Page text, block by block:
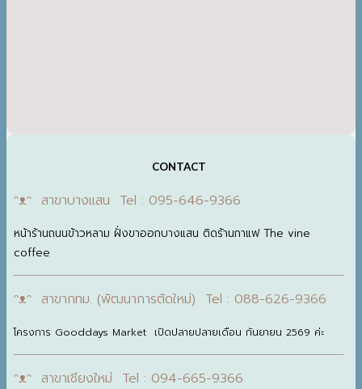
CONTACT
ᵔᴥᵔ สาขาบางแสน Tel : 095-646-9366
หน้าร้านถนนข้าวหลาม ฝั่งขาออกบางแสน ติดร้านกาแฟ The vine
coffee
ᵔᴥᵔ สาขากทม. (พัฒนาการตัดใหม่) Tel : 088-626-9366
โครงการ Gooddays Market เปิดปลายปลายเดือน กันยายน 2569 ค่ะ
ᵔᴥᵔ สาขาเชียงใหม่ Tel : 094-665-9366